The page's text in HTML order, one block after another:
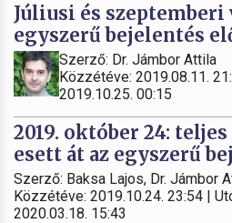
Júliusi és szeptemberi
egyszerű bejelentés
Szerző: Dr. Jámbor Attila
Közzétéve: 2019.08.11.
2019.10.25. 00:15
2019. október 24:
esett át az egyszerű
Szerző: Baksa Lajos, Dr. Jámbor
Közzétéve: 2019.10.24. 23:54 |
2020.03.18. 15:43